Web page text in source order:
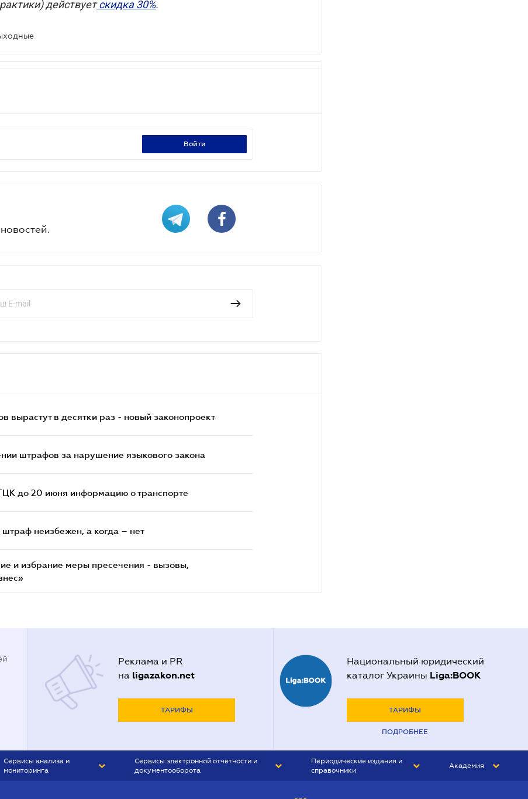
действуетскидка 30%.
войти
вырастут в десятки раз - новый законопроект
штрафов за нарушение языкового закона
до 20 июня информацию о транспорте
неизбежен, а когда – нет
и избрание меры пресечения - вызовы,
Реклама и PR
на ligazakon.net
ТАРИФЫ
Национальный юридический
каталог Украины Liga:BOOK
ТАРИФЫ
ПОДРОБНЕЕ
Сервисы анализа и
мониторинга
Сервисы электронной отчетности и
документооборота
Периодические издания и
справочники
Академия